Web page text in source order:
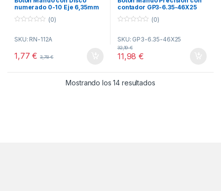
numerado 0-10 Eje 6,35mm
u
(0)
SKU: RN-112A
1,77€ 3,78€
contador GP3-6.35-46X25
u
t
(0)
SKU: GP3-6.35-46X25
11,98€
32,19€
Mostrando los 14 resultadosOrdenado por